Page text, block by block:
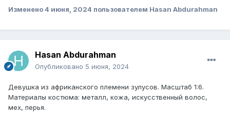
Изменено4 июня, 2024 пользователем Hasan Abdurahman
Hasan Abdurahman
Опубликовано 5 июня, 2024
Девушка из африканского племени зулусов. Масштаб 1:6.
Материалы костюма: металл, кожа, искусственный волос,
мех, перья.